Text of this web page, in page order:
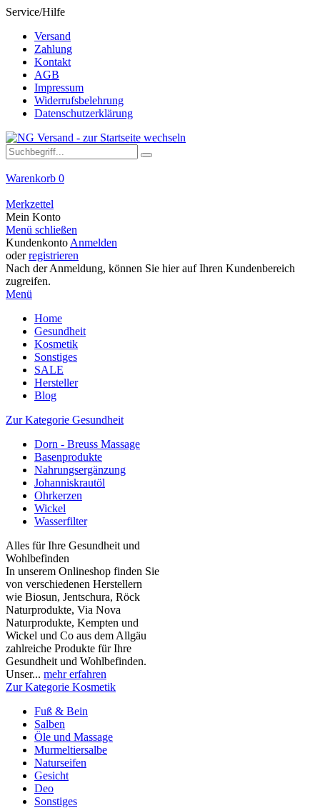
Service/Hilfe
Versand
Zahlung
Kontakt
AGB
Impressum
Widerrufsbelehrung
Datenschutzerklärung
Warenkorb 0
Merkzettel
Mein Konto
Menü schließen
Kundenkonto Anmelden
oderregistrieren
Nach der Anmeldung, können Sie hier auf Ihren Kundenbereich
zugreifen.
Menü
Home
Gesundheit
Kosmetik
Sonstiges
SALE
Hersteller
Blog
Zur Kategorie Gesundheit
Dorn - Breuss Massage
Basenprodukte
Nahrungsergänzung
Johanniskrautöl
Ohrkerzen
Wickel
Wasserfilter
Alles für Ihre Gesundheit und
Wohlbefinden
In unserem Onlineshop finden Sie
von verschiedenen Herstellern
wie Biosun, Jentschura, Röck
Naturprodukte, Via Nova
Naturprodukte, Kempten und
Wickel und Co aus dem Allgäu
zahlreiche Produkte für Ihre
Gesundheit und Wohlbefinden.
Unser... mehr erfahren
Zur Kategorie Kosmetik
Fuß & Bein
Salben
Öle und Massage
Murmeltiersalbe
Naturseifen
Gesicht
Deo
Sonstiges